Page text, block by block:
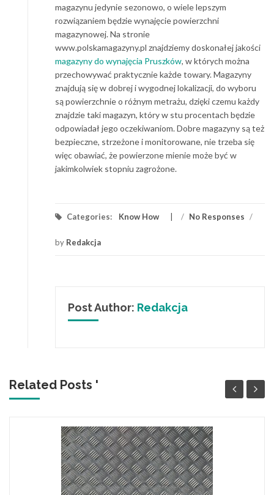
magazynu jedynie sezonowo, o wiele lepszym
rozwiązaniem będzie wynajęcie powierzchni
magazynowej. Na stronie
www.polskamagazyny.pl znajdziemy doskonałej jakości
magazyny do wynajęcia Pruszków, w których można
przechowywać praktycznie każde towary. Magazyny
znajdują się w dobrej i wygodnej lokalizacji, do wyboru
są powierzchnie o różnym metrażu, dzięki czemu każdy
znajdzie taki magazyn, który w stu procentach będzie
odpowiadał jego oczekiwaniom. Dobre magazyny są też
bezpieczne, strzeżone i monitorowane, nie trzeba się
więc obawiać, że powierzone mienie może być w
jakimkolwiek stopniu zagrożone.
Categories: Know How / No Responses /
by Redakcja
Post Author: Redakcja
Related Posts '